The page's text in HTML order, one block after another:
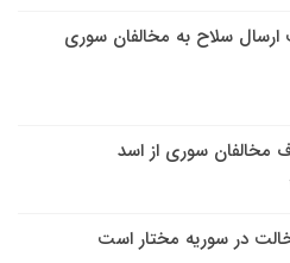
ارسال سلاح به مخالفان سوری
مخالفان سوری از اسد
در سوریه مختار است